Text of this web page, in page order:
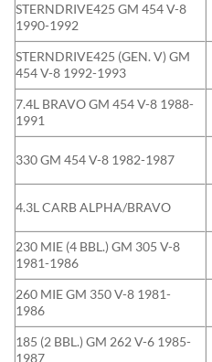
STERNDRIVE425 GM 454 V-8
1990-1992
STERNDRIVE425 (GEN. V) GM
454 V-8 1992-1993
7.4L BRAVO GM 454 V-8 1988-
1991
330 GM 454 V-8 1982-1987
4.3L CARB ALPHA/BRAVO
230 MIE (4 BBL.) GM 305 V-8
1981-1986
260 MIE GM 350 V-8 1981-
1986
185 (2 BBL.) GM 262 V-6 1985-
1987